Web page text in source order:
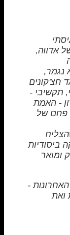
אדווה,
נגמר,
חצ'קונים
תקשיבי -
- האמת
פחם של
ביסודיות
ומואר
-
ואת